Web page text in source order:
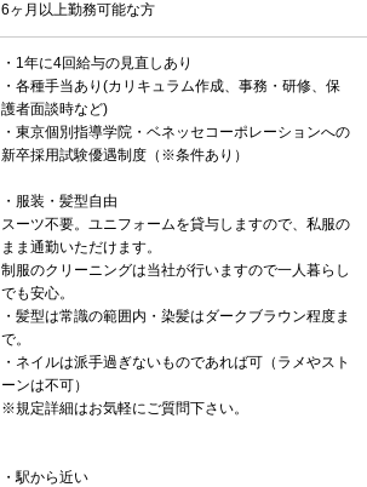
6ヶ月以上勤務可能な方
・1年に4回給与の見直しあり
・各種手当あり(カリキュラム作成、事務・研修、保
護者面談時など)
・東京個別指導学院・ベネッセコーポレーションへの
新卒採用試験優遇制度（※条件あり）
・服装・髪型自由
スーツ不要。ユニフォームを貸与しますので、私服の
まま通勤いただけます。
制服のクリーニングは当社が行いますので一人暮らし
でも安心。
・髪型は常識の範囲内・染髪はダークブラウン程度ま
で。
・ネイルは派手過ぎないものであれば可（ラメやスト
ーンは不可）
※規定詳細はお気軽にご質問下さい。
・駅から近い